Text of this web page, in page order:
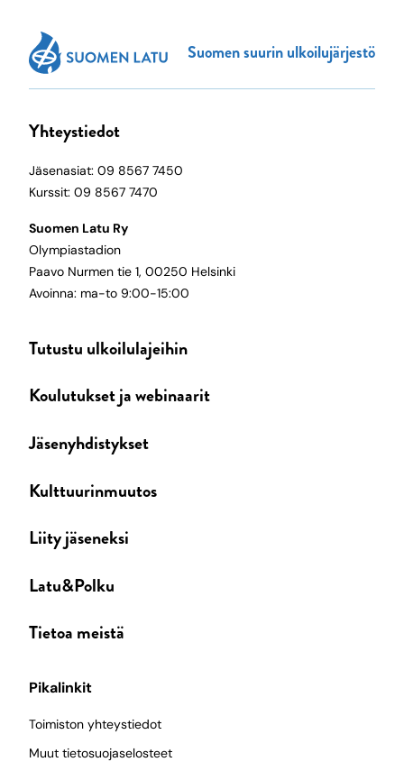
Suomen suurin ulkoilujärjestö
Yhteystiedot
Jäsenasiat: 09 8567 7450
Kurssit: 09 8567 7470
Suomen Latu Ry
Olympiastadion
Paavo Nurmen tie 1, 00250 Helsinki
Avoinna: ma-to 9:00-15:00
Tutustu ulkoilulajeihin
Koulutukset ja webinaarit
Jäsenyhdistykset
Kulttuurinmuutos
Liity jäseneksi
Latu&Polku
Tietoa meistä
Pikalinkit
Toimiston yhteystiedot
Muut tietosuojaselosteet